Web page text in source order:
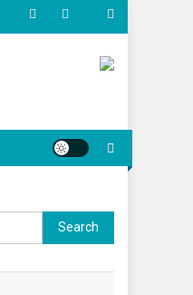
Search for: